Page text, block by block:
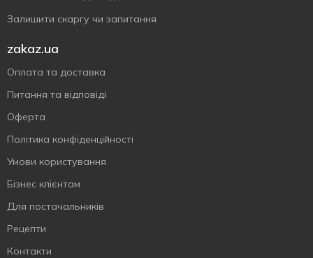
Залишити скаргу чи запитання
zakaz.ua
Оплата та доставка
Питання та відповіді
Оферта
Політика конфіденційності
Умови користування
Бізнес клієнтам
Для постачальників
Рецепти
Контакти